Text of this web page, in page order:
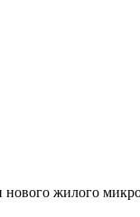
нового жилого